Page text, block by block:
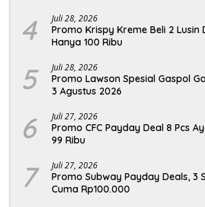
4 Juli 28, 2026
Promo Krispy Kreme Beli 2 Lusin
Hanya 100 Ribu
5 Juli 28, 2026
Promo Lawson Spesial Gaspol
3 Agustus 2026
6 Juli 27, 2026
Promo CFC Payday Deal 8 Pcs
99 Ribu
7 Juli 27, 2026
Promo Subway Payday Deals, 3
Cuma Rp100.000